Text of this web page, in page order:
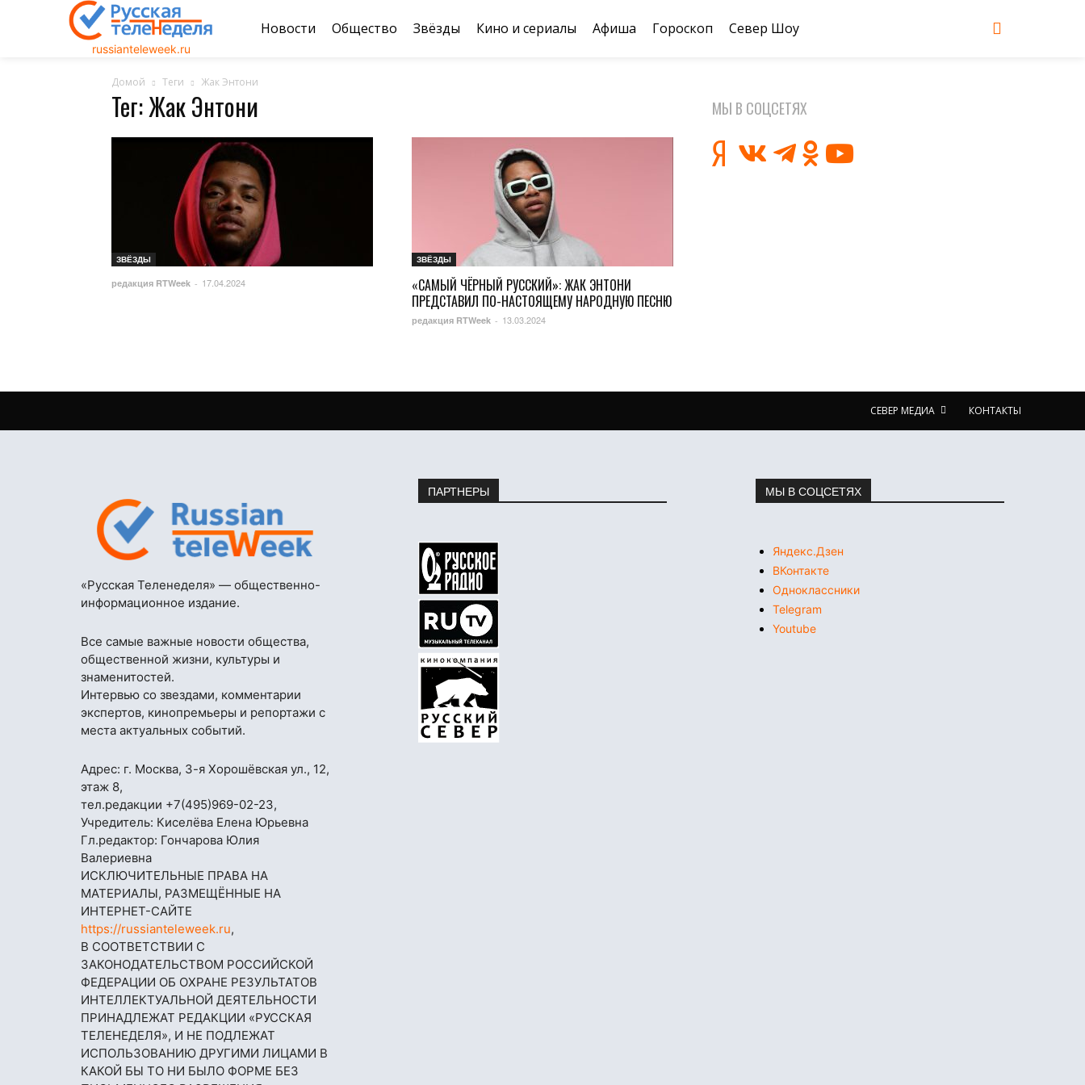
russianteleweek.ru
Новости Общество Звёзды Кино и сериалы Афиша Гороскоп Север Шоу
Домой Теги Жак Энтони
Тег: Жак Энтони
ЗВЁЗДЫ
редакция RTWeek - 17.04.2024
ЗВЁЗДЫ
«САМЫЙ ЧЁРНЫЙ РУССКИЙ»: ЖАК ЭНТОНИ
ПРЕДСТАВИЛ ПО-НАСТОЯЩЕМУ НАРОДНУЮ ПЕСНЮ
редакция RTWeek - 13.03.2024
МЫ В СОЦСЕТЯХ
СЕВЕР МЕДИА КОНТАКТЫ
«Русская Теленеделя» — общественно-
информационное издание.
Все самые важные новости общества,
общественной жизни, культуры и
знаменитостей.
Интервью со звездами, комментарии
экспертов, кинопремьеры и репортажи с
места актуальных событий.
Адрес: г. Москва, 3-я Хорошёвская ул., 12,
этаж 8,
тел.редакции +7(495)969-02-23,
Учредитель: Киселёва Елена Юрьевна
Гл.редактор: Гончарова Юлия
Валериевна
ИСКЛЮЧИТЕЛЬНЫЕ ПРАВА НА
МАТЕРИАЛЫ, РАЗМЕЩЁННЫЕ НА
ИНТЕРНЕТ-САЙТЕ
https://russianteleweek.ru,
В СООТВЕТСТВИИ С
ЗАКОНОДАТЕЛЬСТВОМ РОССИЙСКОЙ
ФЕДЕРАЦИИ ОБ ОХРАНЕ РЕЗУЛЬТАТОВ
ИНТЕЛЛЕКТУАЛЬНОЙ ДЕЯТЕЛЬНОСТИ
ПРИНАДЛЕЖАТ РЕДАКЦИИ «РУССКАЯ
ТЕЛЕНЕДЕЛЯ», И НЕ ПОДЛЕЖАТ
ИСПОЛЬЗОВАНИЮ ДРУГИМИ ЛИЦАМИ В
КАКОЙ БЫ ТО НИ БЫЛО ФОРМЕ БЕЗ
ПАРТНЕРЫ МЫ В СОЦСЕТЯХ
Яндекс.Дзен
ВКонтакте
Одноклассники
Telegram
Youtube